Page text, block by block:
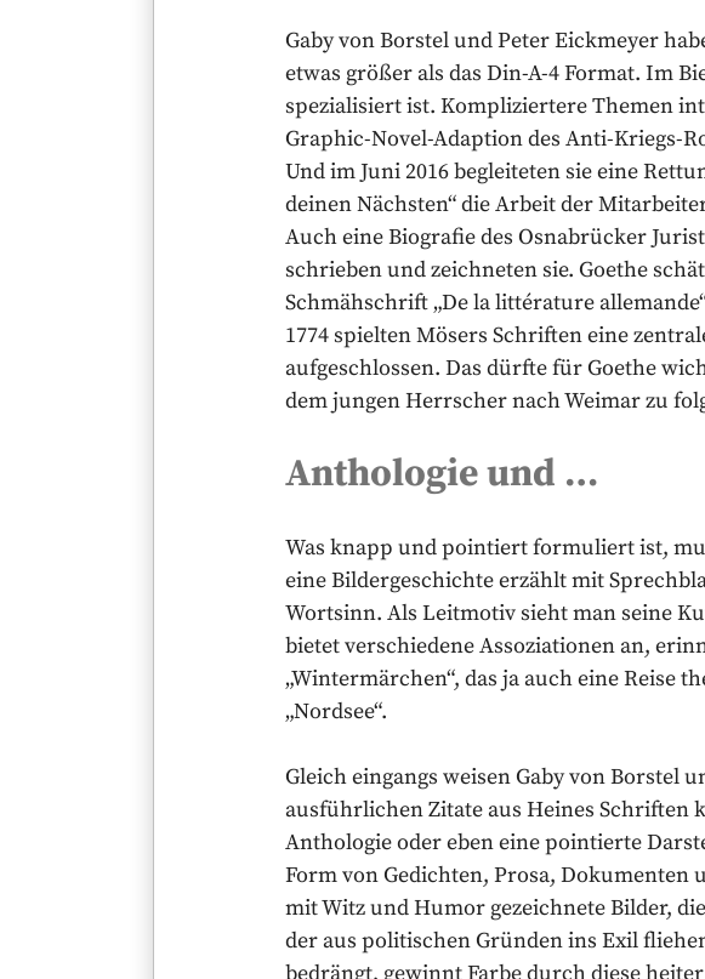
Gaby von Borstel und Peter Eickmeyer
etwas größer als das Din-A-4 Format. Im
spezialisiert ist. Kompliziertere Themen
Graphic-Novel-Adaption des Anti-Kriegs-
Und im Juni 2016 begleiteten sie eine
deinen Nächsten“ die Arbeit der
Auch eine Biografie des Osnabrücker
schrieben und zeichneten sie. Goethe
Schmähschrift „De la littérature
1774 spielten Mösers Schriften eine
aufgeschlossen. Das dürfte für Goethe
dem jungen Herrscher nach Weimar zu
Anthologie und …
Was knapp und pointiert formuliert ist,
eine Bildergeschichte erzählt mit
Wortsinn. Als Leitmotiv sieht man seine
bietet verschiedene Assoziationen an,
„Wintermärchen“, das ja auch eine Reise
„Nordsee“.
Gleich eingangs weisen Gaby von Borstel
ausführlichen Zitate aus Heines Schriften
Anthologie oder eben eine pointierte
Form von Gedichten, Prosa,
mit Witz und Humor gezeichnete Bilder,
der aus politischen Gründen ins Exil
bedrängt, gewinnt Farbe durch diese